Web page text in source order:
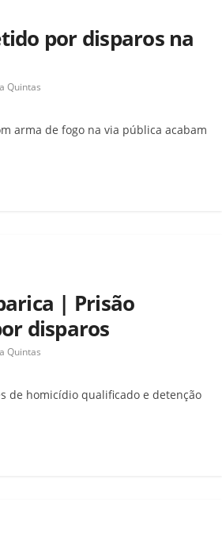
por disparos na
Quintas
arma de fogo na via pública acabam
| Prisão
disparos
Quintas
de homicídio qualificado e detenção